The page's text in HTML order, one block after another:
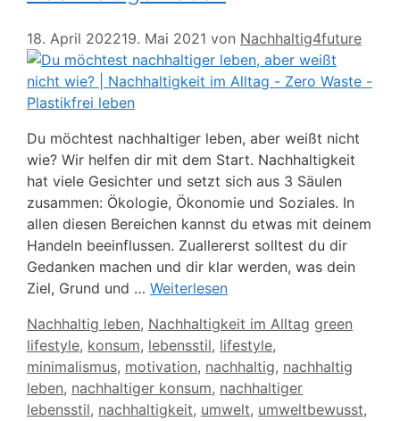
18. April 202219. Mai 2021 von Nachhaltig4future
Du möchtest nachhaltiger leben, aber weißt nicht
wie? Wir helfen dir mit dem Start. Nachhaltigkeit
hat viele Gesichter und setzt sich aus 3 Säulen
zusammen: Ökologie, Ökonomie und Soziales. In
allen diesen Bereichen kannst du etwas mit deinem
Handeln beeinflussen. Zuallererst solltest du dir
Gedanken machen und dir klar werden, was dein
Ziel, Grund und … Weiterlesen
Kategorien
Nachhaltig leben, Nachhaltigkeit im Alltag green
lifestyle, konsum, lebensstil, lifestyle,
minimalismus, motivation, nachhaltig, nachhaltig
leben, nachhaltiger konsum, nachhaltiger
lebensstil, nachhaltigkeit, umwelt, umweltbewusst,